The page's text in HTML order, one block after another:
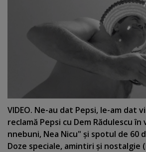
VIDEO. Ne-au dat Pepsi, le-am dat
reclamă Pepsi cu Dem Rădulescu în
nnebuni, Nea Nicu" şi spotul de 60
Doze speciale, amintiri şi nostalgie